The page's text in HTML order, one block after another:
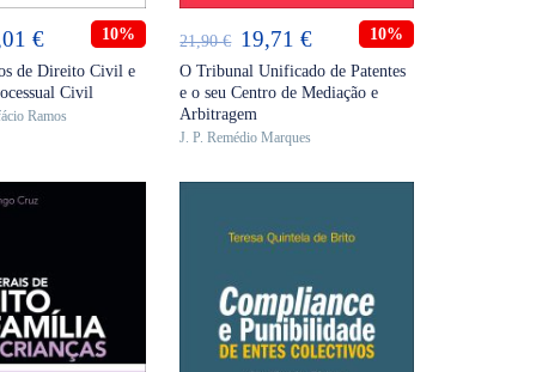
€O
preço
atual
10%
de Direito Civil e
Civil
Ramos
21,90€ O
preço
original
era:
19,71€O
preço
atual
10%
O Tribunal Unificado de Patentes
e o seu Centro de Mediação e
Arbitragem
J. P. Remédio Marques